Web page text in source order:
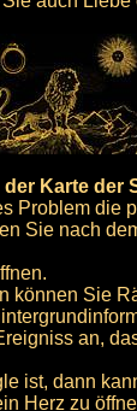
Karte der
Problem die
Sie nach
können Sie
an,
ist, dann
Herz zu